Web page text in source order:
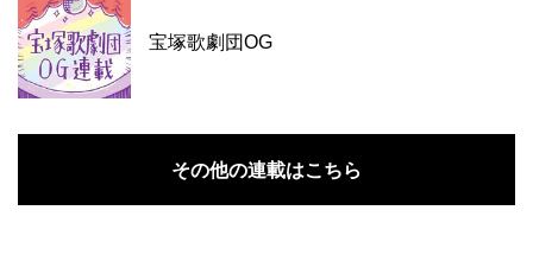
宝塚歌劇団OG
その他の連載はこちら